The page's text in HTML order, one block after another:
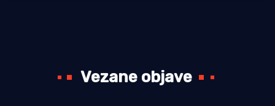
Vezane objave